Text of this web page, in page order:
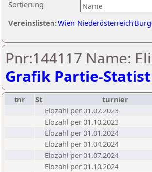
Sortierung
Vereinslisten:Wien Niederösterreich
Pnr:144117 Name:
Grafik Partie-
tnr St turnier
Elozahl per 01.07.2023
Elozahl per 01.10.2023
Elozahl per 01.01.2024
Elozahl per 01.04.2024
Elozahl per 01.07.2024
Elozahl per 01.10.2024